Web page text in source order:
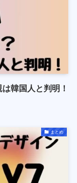
韓国人と判明！
まとめ